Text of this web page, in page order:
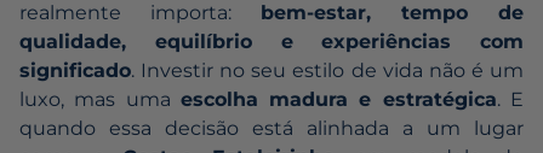
realmente importa:
bem-estar, tempo de
qualidade, equilíbrio e experiências com
significado. Investir no seu estilo de vida não é um
luxo, mas uma escolha madura e estratégica. E
quando essa decisão está alinhada a um lugar